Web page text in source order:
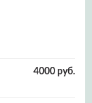
4000 руб.